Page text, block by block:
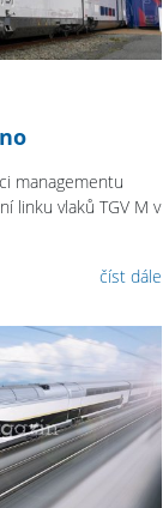
managementu
linku vlaků TGV M v
číst dále